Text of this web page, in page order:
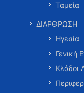
Ταμεία
ΔΙΑΡΘΡΩΣΗ
Ηγεσία
Γενική
Κλάδοι